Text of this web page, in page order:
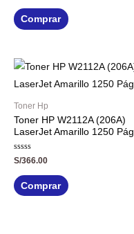
de
5
Comprar
Toner Hp
Toner HP W2112A (206A)
LaserJet Amarillo 1250 Pág
Valorado
con
de
5
S/366.00
Comprar